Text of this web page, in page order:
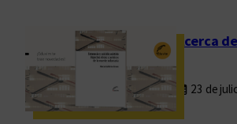
d
á
Acerca
23 de